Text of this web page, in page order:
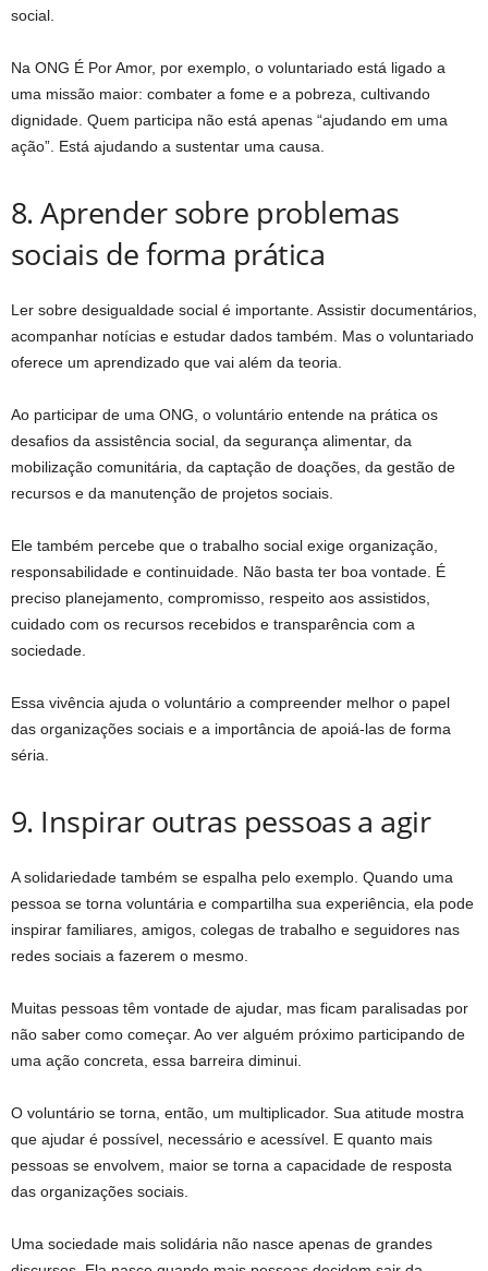
social.
Na ONG É Por Amor, por exemplo, o voluntariado está ligado a
uma missão maior: combater a fome e a pobreza, cultivando
dignidade. Quem participa não está apenas “ajudando em uma
ação”. Está ajudando a sustentar uma causa.
8. Aprender sobre problemas
sociais de forma prática
Ler sobre desigualdade social é importante. Assistir documentários,
acompanhar notícias e estudar dados também. Mas o voluntariado
oferece um aprendizado que vai além da teoria.
Ao participar de uma ONG, o voluntário entende na prática os
desafios da assistência social, da segurança alimentar, da
mobilização comunitária, da captação de doações, da gestão de
recursos e da manutenção de projetos sociais.
Ele também percebe que o trabalho social exige organização,
responsabilidade e continuidade. Não basta ter boa vontade. É
preciso planejamento, compromisso, respeito aos assistidos,
cuidado com os recursos recebidos e transparência com a
sociedade.
Essa vivência ajuda o voluntário a compreender melhor o papel
das organizações sociais e a importância de apoiá-las de forma
séria.
9. Inspirar outras pessoas a agir
A solidariedade também se espalha pelo exemplo. Quando uma
pessoa se torna voluntária e compartilha sua experiência, ela pode
inspirar familiares, amigos, colegas de trabalho e seguidores nas
redes sociais a fazerem o mesmo.
Muitas pessoas têm vontade de ajudar, mas ficam paralisadas por
não saber como começar. Ao ver alguém próximo participando de
uma ação concreta, essa barreira diminui.
O voluntário se torna, então, um multiplicador. Sua atitude mostra
que ajudar é possível, necessário e acessível. E quanto mais
pessoas se envolvem, maior se torna a capacidade de resposta
das organizações sociais.
Uma sociedade mais solidária não nasce apenas de grandes